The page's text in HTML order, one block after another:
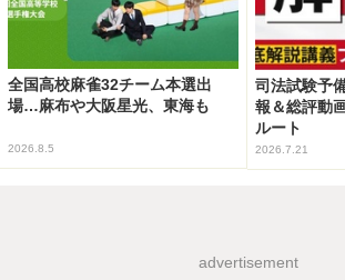
全国高校麻雀32チーム本選出
場…麻布や大阪星光、東海も
2026.8.5
司法試験予
報＆総評動
ルート
2026.7.21
advertisement